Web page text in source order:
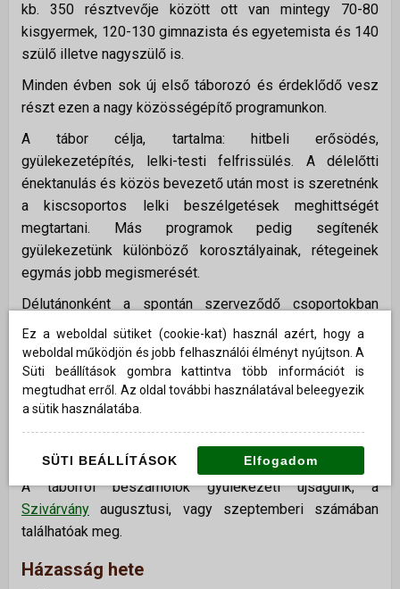
kb. 350 résztvevője között ott van mintegy 70-80
kisgyermek, 120-130 gimnazista és egyetemista és 140
szülő illetve nagyszülő is.
Minden évben sok új első táborozó és érdeklődő vesz
részt ezen a nagy közösségépítő programunkon.
A tábor célja, tartalma: hitbeli erősödés,
gyülekezetépítés, lelki-testi felfrissülés. A délelőtti
énektanulás és közös bevezető után most is szeretnénk
a kiscsoportos lelki beszélgetések meghittségét
megtartani. Más programok pedig segítenék
gyülekezetünk különböző korosztályainak, rétegeinek
egymás jobb megismerését.
Délutánonként a spontán szerveződő csoportokban
nagyszerű kirándulás, sport, játék, kézműves program,
vetélkedő, strandolás a tábor gyermek- és
úszómedencéjében, valamint elcsendesedésre is van
lehetőség.
Az érdeklődőket is szeretettel várjuk.
A táborról beszámolók gyülekezeti újságunk, a
Szivárvány augusztusi, vagy szeptemberi számában
találhatóak meg.
Házasság hete
Ez a weboldal sütiket (cookie-kat) használ azért, hogy a
weboldal működjön és jobb felhasználói élményt nyújtson. A
Süti beállítások gombra kattintva több információt is
megtudhat erről. Az oldal további használatával beleegyezik
a sütik használatába.
SÜTI BEÁLLÍTÁSOK Elfogadom